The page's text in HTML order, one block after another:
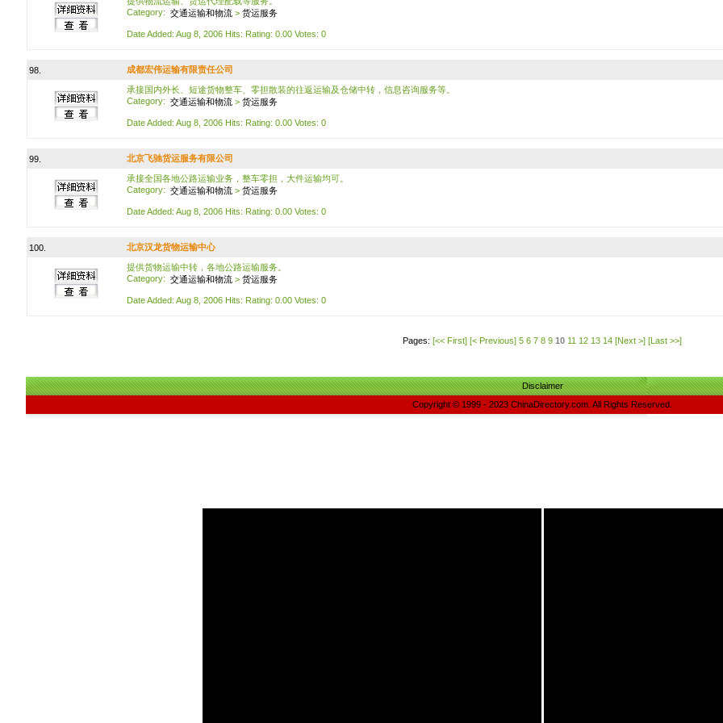
Category: 交通运输和物流 > 货运服务
Date Added: Aug 8, 2006 Hits: Rating: 0.00 Votes: 0
98. 成都宏伟运输有限责任公司
承接国内外长、短途货物整车、零担散装的往返运输及仓储中转，信息咨询服务等。
Category: 交通运输和物流 > 货运服务
Date Added: Aug 8, 2006 Hits: Rating: 0.00 Votes: 0
99. 北京飞驰货运服务有限公司
承接全国各地公路运输业务，整车零担，大件运输均可。
Category: 交通运输和物流 > 货运服务
Date Added: Aug 8, 2006 Hits: Rating: 0.00 Votes: 0
100. 北京汉龙货物运输中心
提供货物运输中转，各地公路运输服务。
Category: 交通运输和物流 > 货运服务
Date Added: Aug 8, 2006 Hits: Rating: 0.00 Votes: 0
Pages: [<< First] [< Previous] 5 6 7 8 9 10 11 12 13 14 [Next >] [Last >>]
Disclaimer
Copyright © 1999 - 2023 ChinaDirectory.com. All Rights Reserved.